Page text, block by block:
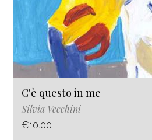
C'è questo in me
Silvia Vecchini
€10.00